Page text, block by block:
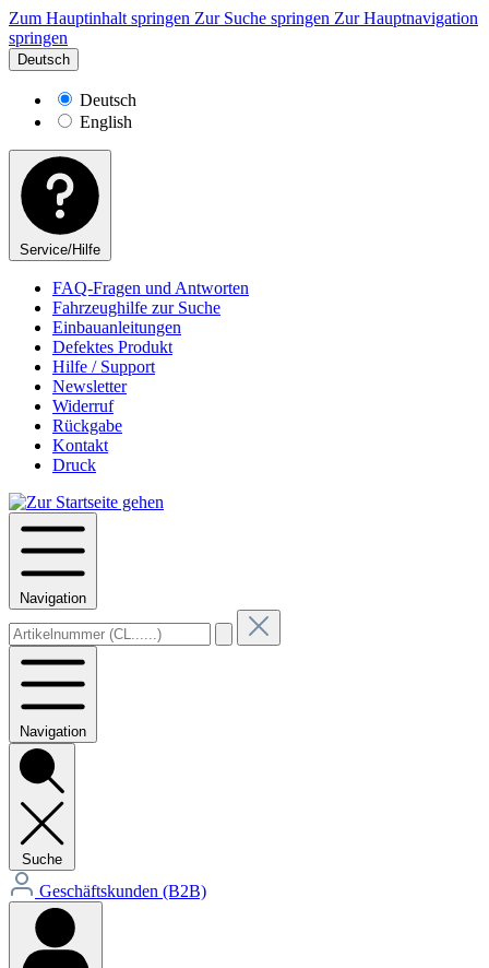
Zum Hauptinhalt springen Zur Suche springen Zur Hauptnavigation
springen
Deutsch
Deutsch
English
Service/Hilfe
FAQ-Fragen und Antworten
Fahrzeughilfe zur Suche
Einbauanleitungen
Defektes Produkt
Hilfe / Support
Newsletter
Widerruf
Rückgabe
Kontakt
Druck
Navigation
Navigation
Suche
Geschäftskunden (B2B)